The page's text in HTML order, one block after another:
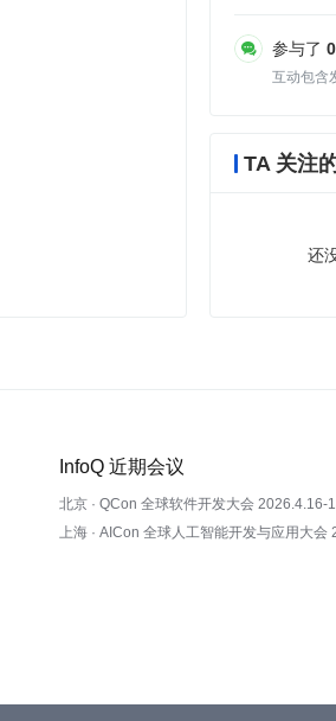
参与了 0
互动包含
TA 关注
还
InfoQ 近期会议
北京 · QCon 全球软件开发大会 2026.4.16-
上海 · AICon 全球人工智能开发与应用大会